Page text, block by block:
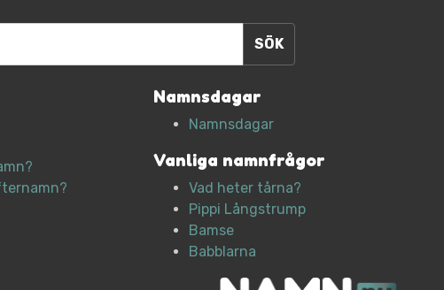
Namnsdagar
Namnsdagar
Vanliga namnfrågor
Vad heter tårna?
Pippi Långstrump
Bamse
Babblarna